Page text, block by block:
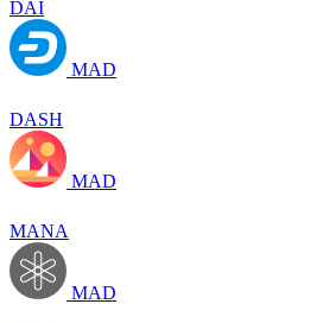
DAI
MAD
DASH
MAD
MANA
MAD